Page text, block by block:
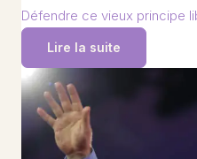
Défendre ce vieux principe
Lire la suite